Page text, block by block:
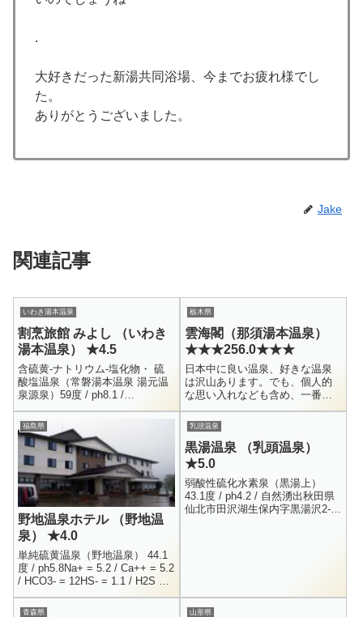
.
大好きだった新湯共同浴場、今までお疲れ様でし
た。
ありがとうございました。
Jake
関連記事
いわき湯本温泉
割烹旅館 みよし （いわき
湯本温泉） ★4.5
含硫黄-ナトリウム-塩化物・ 硫
酸塩温泉（常磐湯本温泉 湯元温
泉源泉）59度 / ph8.1 /
H12.11.29Na+ = 523 / K+ = 16.2
/ Ca++ = 5...
栃木県
雲海閣（那須湯本温泉）
★★★256.0★★★
日本中に良い温泉、好きな温泉
は沢山あります。でも、個人的
な思い入れなども含め、一番好
きな温泉は雲海閣です！（ほぼ
同着で、山形の羽根沢温泉 松葉
荘 も大好き）訪問回数 - 40回く
ら...
福島県
野地温泉ホテル （野地温
泉） ★4.0
単純硫黄温泉（野地温泉） 44.1
度 / ph5.8Na+ = 5.2 / Ca++ = 5.2
/ HCO3- = 12HS- = 1.1 / H2S =
18.3 / 成分総計...
乳頭温泉
黒湯温泉 （乳頭温泉）
★5.0
弱酸性硫化水素泉（黒湯上）
43.1度 / ph4.2 / 自然湧出秋田県
仙北市田沢湖生保内字黒湯沢2-
青森県 山形県